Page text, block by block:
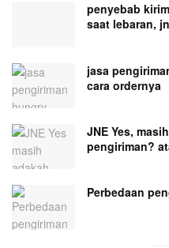
penyebab
saat lebaran,
jasa
cara ordernya
JNE Yes,
pengiriman?
Perbedaan